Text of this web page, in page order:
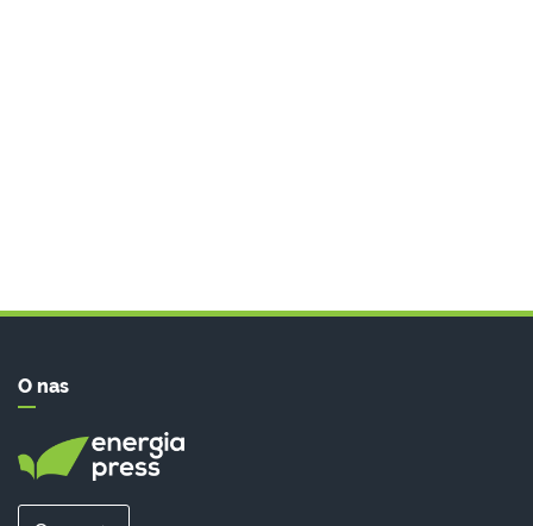
O nas